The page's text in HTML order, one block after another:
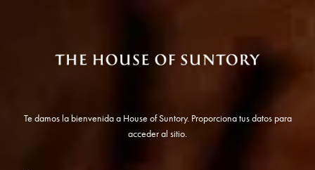
Te damos la bienvenida a House of Suntory. Proporciona tus datos para
acceder al sitio.